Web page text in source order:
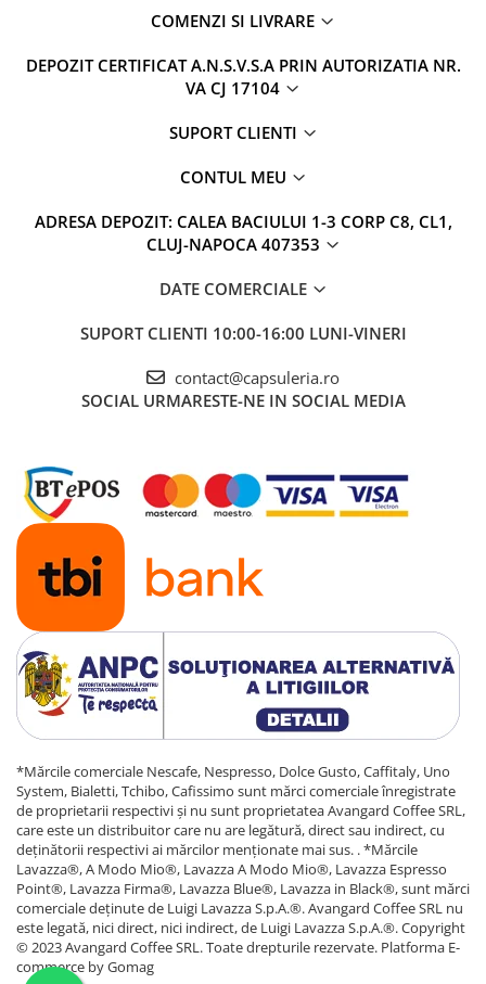
COMENZI SI LIVRARE
DEPOZIT CERTIFICAT A.N.S.V.S.A PRIN AUTORIZATIA NR.
VA CJ 17104
SUPORT CLIENTI
CONTUL MEU
ADRESA DEPOZIT: CALEA BACIULUI 1-3 CORP C8, CL1,
CLUJ-NAPOCA 407353
DATE COMERCIALE
SUPORT CLIENTI 10:00-16:00 LUNI-VINERI
contact@capsuleria.ro
SOCIAL URMARESTE-NE IN SOCIAL MEDIA
*Mărcile comerciale Nescafe, Nespresso, Dolce Gusto, Caffitaly, Uno
System, Bialetti, Tchibo, Cafissimo sunt mărci comerciale înregistrate
de proprietarii respectivi și nu sunt proprietatea Avangard Coffee SRL,
care este un distribuitor care nu are legătură, direct sau indirect, cu
deținătorii respectivi ai mărcilor menționate mai sus. . *Mărcile
Lavazza®, A Modo Mio®, Lavazza A Modo Mio®, Lavazza Espresso
Point®, Lavazza Firma®, Lavazza Blue®, Lavazza in Black®, sunt mărci
comerciale deținute de Luigi Lavazza S.p.A.®. Avangard Coffee SRL nu
este legată, nici direct, nici indirect, de Luigi Lavazza S.p.A.®. Copyright
© 2023 Avangard Coffee SRL. Toate drepturile rezervate. Platforma E-
commerce by Gomag